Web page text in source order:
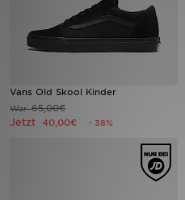
Vans Old Skool Kinder
War65,00€
Jetzt 40,00€ - 38%
Kinder
JD Exklusives